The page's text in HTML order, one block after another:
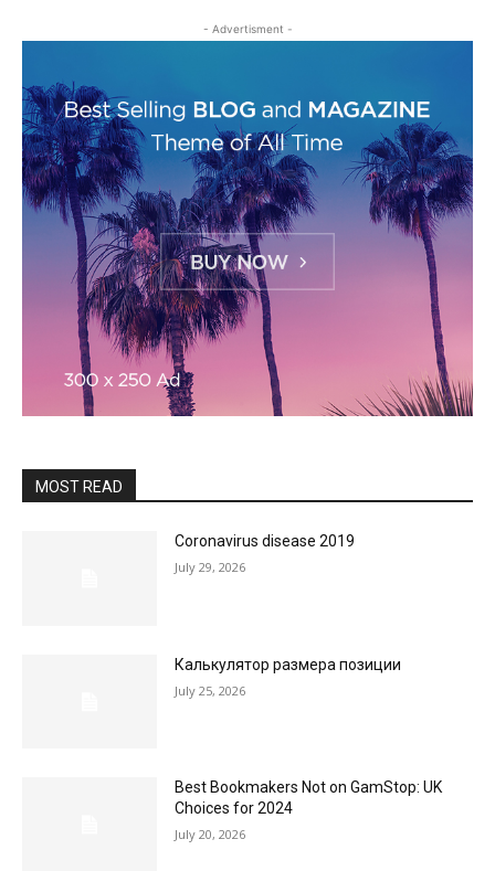
- Advertisment -
MOST READ
Coronavirus disease 2019
July 29, 2026
Калькулятор размера позиции
July 25, 2026
Best Bookmakers Not on GamStop: UK
Choices for 2024
July 20, 2026